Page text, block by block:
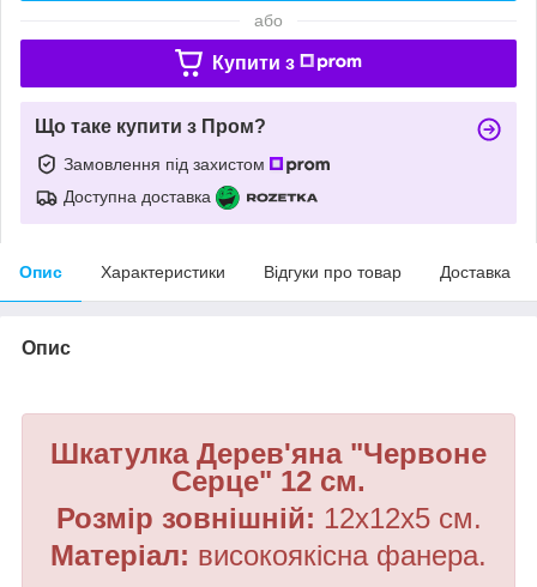
або
Купити з
Що таке купити з Пром?
Замовлення під захистом
Доступна доставка
Опис Характеристики Відгуки про товар Доставка
Опис
Шкатулка Дерев'яна "Червоне
Серце" 12 см.
Розмір зовнішній: 12х12х5 см.
Матеріал: високоякісна фанера.